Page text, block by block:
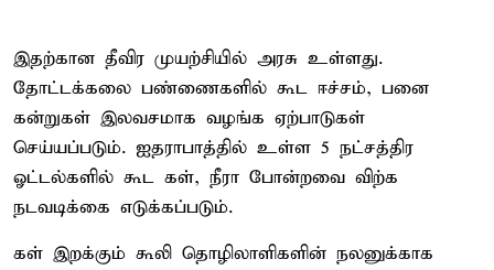
இதற்கான தீவிர முயற்சியில் அரசு உள்ளது.
தோட்டக்கலை பண்ணைகளில் கூட ஈச்சம், பனை
கன்றுகள் இலவசமாக வழங்க ஏற்பாடுகள்
செய்யப்படும். ஐதராபாத்தில் உள்ள 5 நட்சத்திர
ஓட்டல்களில் கூட கள், நீரா போன்றவை விற்க
நடவடிக்கை எடுக்கப்படும்.
கள் இறக்கும் கூலி தொழிலாளிகளின் நலனுக்காக